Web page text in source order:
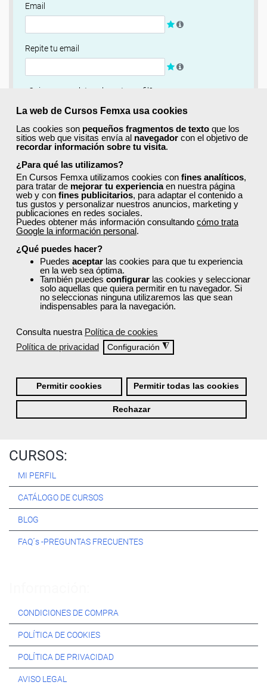
La web de Cursos Femxa usa cookies
Las cookies son pequeños fragmentos de texto que los
sitios web que visitas envía al navegador con el objetivo de
recordar información sobre tu visita.
¿Para qué las utilizamos?
En Cursos Femxa utilizamos cookies con fines analíticos,
para tratar de mejorar tu experienciaen nuestra página
web y con fines publicitarios, para adaptar el contenido a
tus gustos y personalizar nuestros anuncios, marketing y
publicaciones en redes sociales.
Puedes obtener más información consultando cómo trata
Google la información personal.
¿Qué puedes hacer?
Puedes aceptar las cookies para que tu experiencia
en la web sea óptima.
También puedes configurar las cookies y seleccionar
solo aquellas que quiera permitir en tu navegador. Si
no seleccionas ninguna utilizaremos las que sean
indispensables para la navegación.
Consulta nuestra Política de cookies
Política de privacidad
Configuración ◮
Permitir cookies Permitir todas las cookies
Rechazar
Email
Repite tu email
¿Quieres completar ahora tu perfil?
Si
No, completaré mi perfil más adelante
Newsletter
Si, quiero recibir información sobre cursos, ofertas
exclusivas y recursos para el aprendizaje.
Términos y condiciones
He leído y acepto la Política de Privacidad
Registrarse
Quiénes Somos:
Especialistas en consultoría y formación para el empleo
Nuestro objetivo diario es, única y exclusivamente, ayudarte a
conseguir tus metas profesionales ofreciéndote los mejores
CURSOS:
MI PERFIL
CATÁLOGO DE CURSOS
BLOG
FAQ´s -PREGUNTAS FRECUENTES
CONDICIONES DE COMPRA
POLÍTICA DE COOKIES
POLÍTICA DE PRIVACIDAD
AVISO LEGAL